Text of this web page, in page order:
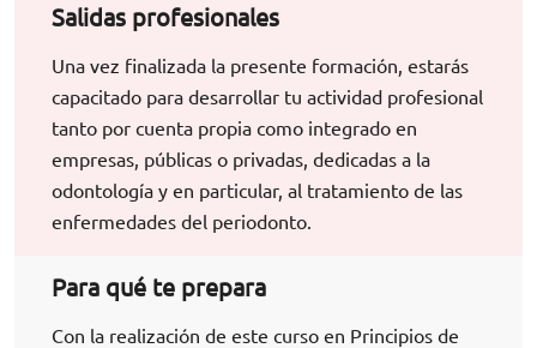
Salidas profesionales
Una vez finalizada la presente formación, estarás
capacitado para desarrollar tu actividad profesional
tanto por cuenta propia como integrado en
empresas, públicas o privadas, dedicadas a la
odontología y en particular, al tratamiento de las
enfermedades del periodonto.
Para qué te prepara
Con la realización de este curso en Principios de